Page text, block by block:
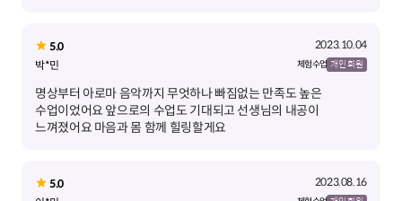
5.0
2023.10.04
박*민
체험 수업 개인 회원
명상부터 아로마 음악까지 무엇하나 빠짐없는 만족도 높은
수업이었어요 앞으로의 수업도 기대되고 선생님의 내공이
느껴졌어요 마음과 몸 함께 힐링할게요
5.0
2023.08.16